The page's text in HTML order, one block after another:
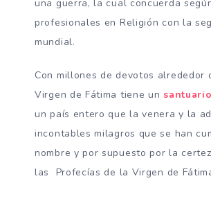
una guerra, la cual concuerda
profesionales en Religión con la
mundial.
Con millones de devotos alrededor
Virgen de Fátima tiene un santuario
un país entero que la venera y la
incontables milagros que se han
nombre y por supuesto por la
las Profecías de la Virgen de